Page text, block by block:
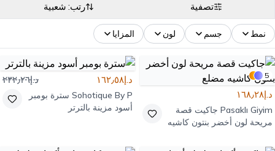
تصفية رتب: شعبية
نمط جسم لون المزايا
5
د.إ١٦٨٫٢٨
Pasaklı Giyim جاكيت قصة
مريحة لون أخضر بنتون كاشيه
د.إ١٦٢٫٥٨ د.إ٢٣٢٫٢٦
Sohotique By P سترة بومبر
أسود مزينة بالترتر